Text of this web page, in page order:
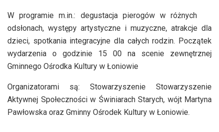
W programie m.in.: degustacja pierogów w różnych
odsłonach, występy artystyczne i muzyczne, atrakcje dla
dzieci, spotkania integracyjne dla całych rodzin. Początek
wydarzenia o godzinie 15 00 na scenie zewnętrznej
Gminnego Ośrodka Kultury w Łoniowie
Organizatorami są: Stowarzyszenie Stowarzyszenie
Aktywnej Społeczności w Świniarach Starych, wójt Martyna
Pawłowska oraz Gminny Ośrodek Kultury w Łoniowie.